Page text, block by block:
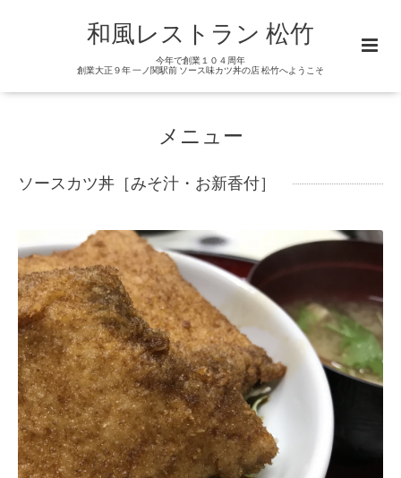
和風レストラン 松竹
今年で創業１０４周年
創業大正９年 一ノ関駅前 ソース味カツ丼の店 松竹へようこそ
メニュー
ソースカツ丼［みそ汁・お新香付］